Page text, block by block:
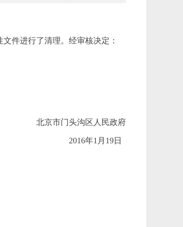
件进行了清理。经审核决定：
北京市门头沟区人民政府
2016年1月19日